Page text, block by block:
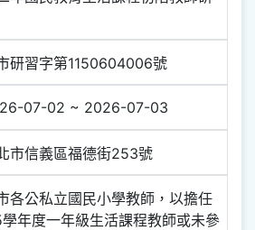
研習字第1150604006號
07-02 ~ 2026-07-03
市信義區福德街253號
各公私立國民小學教師，以擔任
學年度一年級生活課程教師或未參